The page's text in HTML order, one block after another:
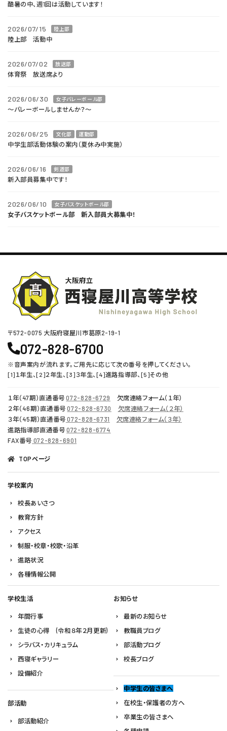
酷暑の中、週1回は活動しています！
2026/07/15 陸上部
陸上部 活動中
2026/07/02 放送部
体育祭 放送席より
2026/06/30 女子バレーボール部
～バレーボールしませんか？～
2026/06/25 文化部 運動部
中学生部活動体験の案内（夏休み中実施）
2026/06/16 剣道部
新入部員募集中です！
2026/06/10 女子バスケットボール部
女子バスケットボール部 新入部員大募集中！
〒572-0075 ⼤阪府寝屋川市葛原2-19-1
072-828-6700
※音声案内が流れます。ご用先に応じて次の番号を押してください。
[1]１年生、[2]２年生、[3]３年生、[4]進路指導部、[5]その他
１年（47期）直通番号072-828-6729
欠席連絡フォーム（１年）
２年（46期）直通番号072-828-6730
欠席連絡フォーム（２年）
３年（45期）直通番号 072-828-6731
欠席連絡フォーム（３年）
進路指導部直通番号072-828-6774
FAX番号 072-828-6901
TOPページ
学校案内
校長あいさつ
教育方針
アクセス
制服・校章・校歌・沿革
進路状況
各種情報公開
学校生活
年間行事
生徒の心得 (令和８年２月更新)
シラバス・カリキュラム
西寝ギャラリー
設備紹介
部活動
部活動紹介
お知らせ
最新のお知らせ
教職員ブログ
部活動ブログ
校長ブログ
中学生の皆さまへ
在校生・保護者の方へ
卒業生の皆さまへ